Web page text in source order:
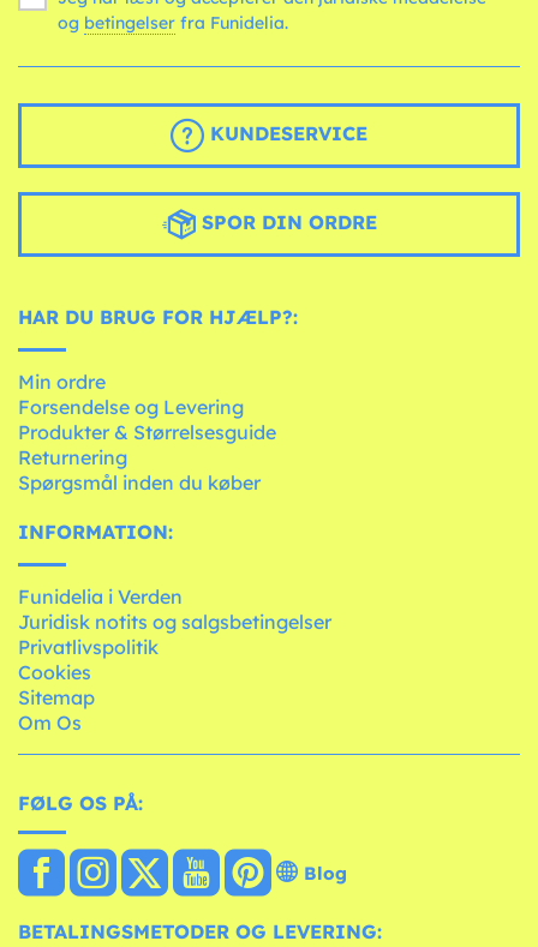
og betingelser fra Funidelia.
KUNDESERVICE
SPOR DIN ORDRE
HAR DU BRUG FOR HJÆLP?:
Min ordre
Forsendelse og Levering
Produkter & Størrelsesguide
Returnering
Spørgsmål inden du køber
INFORMATION:
Funidelia i Verden
Juridisk notits og salgsbetingelser
Privatlivspolitik
Cookies
Sitemap
Om Os
FØLG OS PÅ:
Blog
BETALINGSMETODER OG LEVERING: